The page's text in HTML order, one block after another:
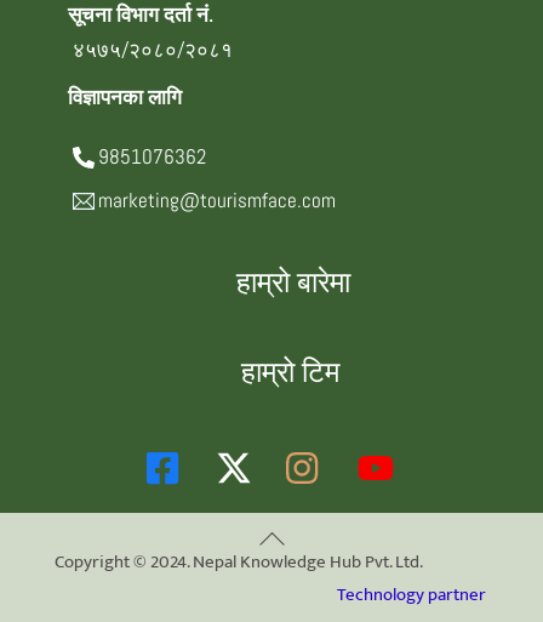
सूचना विभाग दर्ता नं.
४५७५/२०८०/२०८१
विज्ञापनका लागि
9851076362
marketing@tourismface.com
हाम्रो बारेमा
हाम्रो टिम
Back
To
Copyright © 2024. Nepal Knowledge Hub Pvt. Ltd.
Technology partner